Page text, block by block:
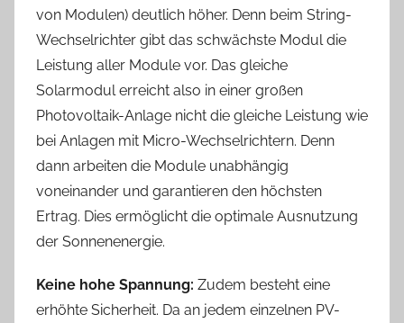
von Modulen) deutlich höher. Denn beim String-
Wechselrichter gibt das schwächste Modul die
Leistung aller Module vor. Das gleiche
Solarmodul erreicht also in einer großen
Photovoltaik-Anlage nicht die gleiche Leistung wie
bei Anlagen mit Micro-Wechselrichtern. Denn
dann arbeiten die Module unabhängig
voneinander und garantieren den höchsten
Ertrag. Dies ermöglicht die optimale Ausnutzung
der Sonnenenergie.
Keine hohe Spannung: Zudem besteht eine
erhöhte Sicherheit. Da an jedem einzelnen PV-